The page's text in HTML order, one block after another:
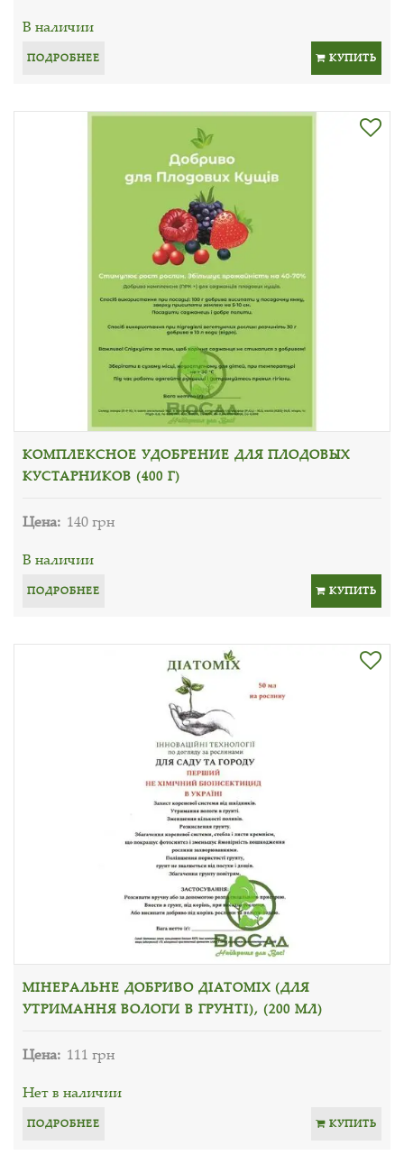
В наличии
ПОДРОБНЕЕ КУПИТЬ
КОМПЛЕКСНОЕ УДОБРЕНИЕ ДЛЯ ПЛОДОВЫХ
КУСТАРНИКОВ (400 Г)
Цена: 140 грн
В наличии
ПОДРОБНЕЕ КУПИТЬ
МІНЕРАЛЬНЕ ДОБРИВО ДІАТОМІХ (ДЛЯ
УТРИМАННЯ ВОЛОГИ В ГРУНТІ), (200 МЛ)
Цена: 111 грн
Нет в наличии
ПОДРОБНЕЕ КУПИТЬ